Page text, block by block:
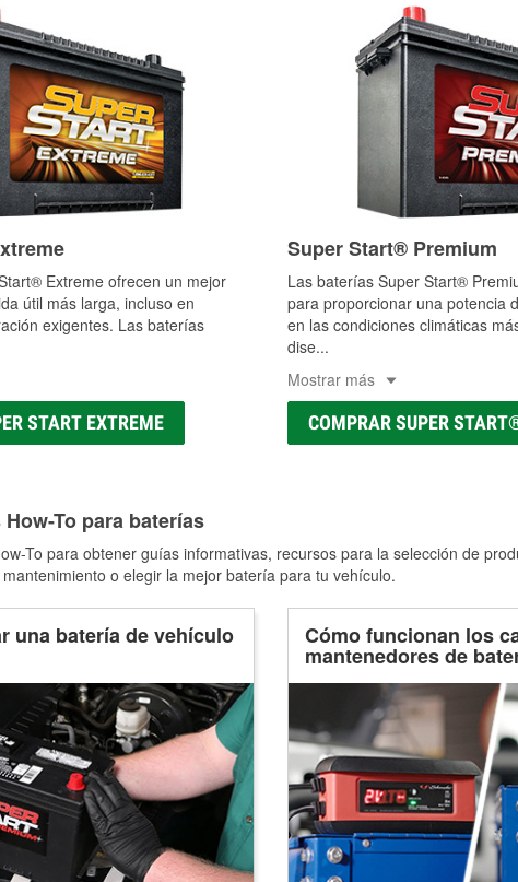
Extreme ofrecen un mejor
útil más larga, incluso en
exigentes. Las baterías
START EXTREME
Super Start® Premium
Las baterías Super Start®
para proporcionar una potencia
en las condiciones climáticas
dise...
Mostrar más
COMPRAR SUPER
To para baterías
To para obtener guías informativas, recursos para la selección de
o elegir la mejor batería para tu vehículo.
una batería de vehículo Cómo funcionan los
mantenedores de